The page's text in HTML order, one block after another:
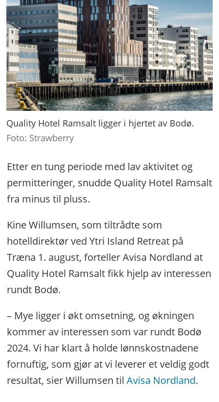
Quality Hotel Ramsalt ligger i hjertet av Bodø.
Foto: Strawberry
Etter en tung periode med lav aktivitet og
permitteringer, snudde Quality Hotel Ramsalt
fra minus til pluss.
Kine Willumsen, som tiltrådte som
hotelldirektør ved Ytri Island Retreat på
Træna 1. august, forteller Avisa Nordland at
Quality Hotel Ramsalt fikk hjelp av interessen
rundt Bodø.
– Mye ligger i økt omsetning, og økningen
kommer av interessen som var rundt Bodø
2024. Vi har klart å holde lønnskostnadene
fornuftig, som gjør at vi leverer et veldig godt
resultat, sier Willumsen til Avisa Nordland.